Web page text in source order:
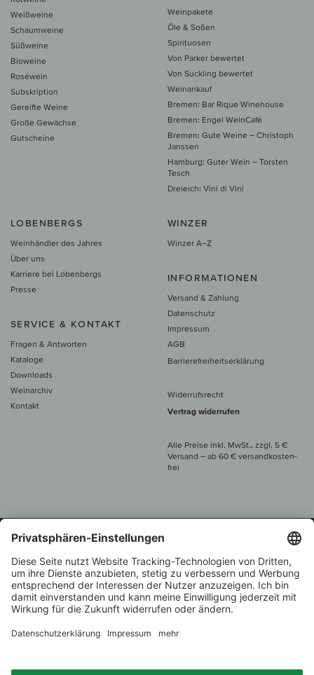
Weißweine
Schaumweine
Süßweine
Bioweine
Roséwein
Subskription
Gereifte Weine
Große Gewächse
Gutscheine
Weinpakete
Öle & Soßen
Spirituosen
Von Parker bewertet
Von Suckling bewertet
Weinankauf
Bremen: Bar Rique Winehouse
Bremen: Engel WeinCafé
Bremen: Gute Weine – Christoph
Janssen
Hamburg: Guter Wein – Torsten
Tesch
Dreieich: Vini di Vini
LOBENBERGS
Weinhändler des Jahres
Über uns
Karriere bei Lobenbergs
Presse
SERVICE & KONTAKT
Fragen & Antworten
Kataloge
Downloads
Weinarchiv
Kontakt
WINZER
Winzer A–Z
INFORMATIONEN
Versand & Zahlung
Datenschutz
Impressum
AGB
Barrierefreiheitserklärung
Widerrufsrecht
Vertrag widerrufen
Alle Preise inkl. MwSt., zzgl. 5 €
Versand – ab 60 € versand­kosten­
frei
Beratung unter
+49 421 696 797-0
1.000 Winzer –
Über 7.000 Weine
Weinhändler
des Jahres 2022